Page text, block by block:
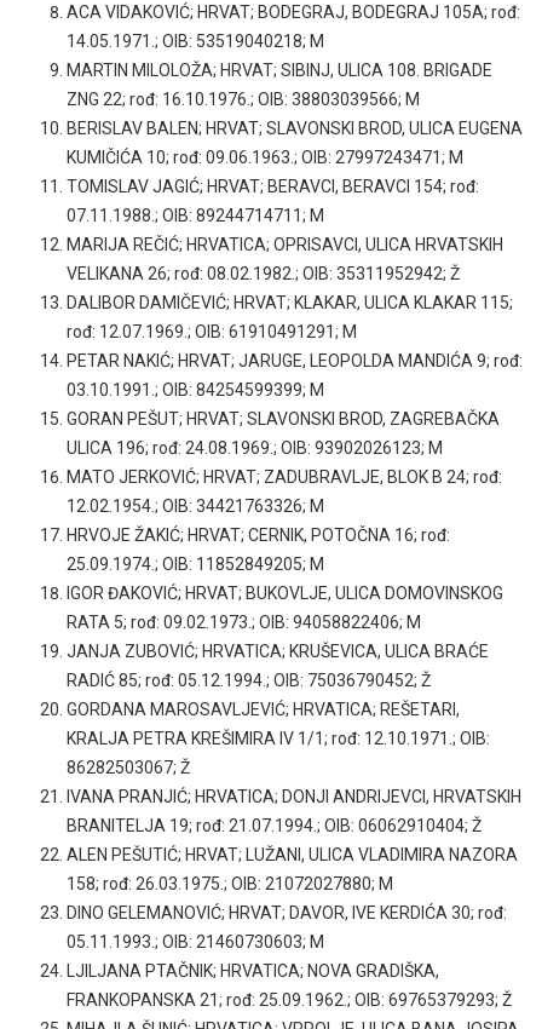
ACA VIDAKOVIĆ; HRVAT; BODEGRAJ, BODEGRAJ 105A; rođ:
14.05.1971.; OIB: 53519040218; M
MARTIN MILOLOŽA; HRVAT; SIBINJ, ULICA 108. BRIGADE
ZNG 22; rođ: 16.10.1976.; OIB: 38803039566; M
BERISLAV BALEN; HRVAT; SLAVONSKI BROD, ULICA EUGENA
KUMIČIĆA 10; rođ: 09.06.1963.; OIB: 27997243471; M
TOMISLAV JAGIĆ; HRVAT; BERAVCI, BERAVCI 154; rođ:
07.11.1988.; OIB: 89244714711; M
MARIJA REČIĆ; HRVATICA; OPRISAVCI, ULICA HRVATSKIH
VELIKANA 26; rođ: 08.02.1982.; OIB: 35311952942; Ž
DALIBOR DAMIČEVIĆ; HRVAT; KLAKAR, ULICA KLAKAR 115;
rođ: 12.07.1969.; OIB: 61910491291; M
PETAR NAKIĆ; HRVAT; JARUGE, LEOPOLDA MANDIĆA 9; rođ:
03.10.1991.; OIB: 84254599399; M
GORAN PEŠUT; HRVAT; SLAVONSKI BROD, ZAGREBAČKA
ULICA 196; rođ: 24.08.1969.; OIB: 93902026123; M
MATO JERKOVIĆ; HRVAT; ZADUBRAVLJE, BLOK B 24; rođ:
12.02.1954.; OIB: 34421763326; M
HRVOJE ŽAKIĆ; HRVAT; CERNIK, POTOČNA 16; rođ:
25.09.1974.; OIB: 11852849205; M
IGOR ĐAKOVIĆ; HRVAT; BUKOVLJE, ULICA DOMOVINSKOG
RATA 5; rođ: 09.02.1973.; OIB: 94058822406; M
JANJA ZUBOVIĆ; HRVATICA; KRUŠEVICA, ULICA BRAĆE
RADIĆ 85; rođ: 05.12.1994.; OIB: 75036790452; Ž
GORDANA MAROSAVLJEVIĆ; HRVATICA; REŠETARI,
KRALJA PETRA KREŠIMIRA IV 1/1; rođ: 12.10.1971.; OIB:
86282503067; Ž
IVANA PRANJIĆ; HRVATICA; DONJI ANDRIJEVCI, HRVATSKIH
BRANITELJA 19; rođ: 21.07.1994.; OIB: 06062910404; Ž
ALEN PEŠUTIĆ; HRVAT; LUŽANI, ULICA VLADIMIRA NAZORA
158; rođ: 26.03.1975.; OIB: 21072027880; M
DINO GELEMANOVIĆ; HRVAT; DAVOR, IVE KERDIĆA 30; rođ:
05.11.1993.; OIB: 21460730603; M
LJILJANA PTAČNIK; HRVATICA; NOVA GRADIŠKA,
FRANKOPANSKA 21; rođ: 25.09.1962.; OIB: 69765379293; Ž